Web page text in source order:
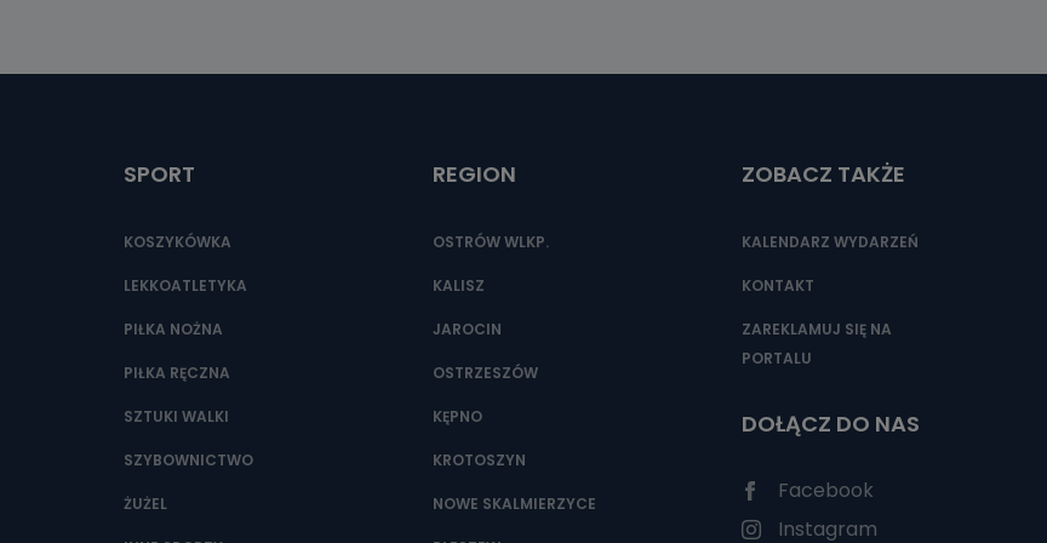
SPORT
KOSZYKÓWKA
LEKKOATLETYKA
PIŁKA NOŻNA
PIŁKA RĘCZNA
SZTUKI WALKI
SZYBOWNICTWO
ŻUŻEL
REGION
OSTRÓW WLKP.
KALISZ
JAROCIN
OSTRZESZÓW
KĘPNO
KROTOSZYN
NOWE SKALMIERZYCE
ZOBACZ TAKŻE
KALENDARZ WYDARZEŃ
KONTAKT
ZAREKLAMUJ SIĘ NA
PORTALU
DOŁĄCZ DO NAS
Facebook
Instagram